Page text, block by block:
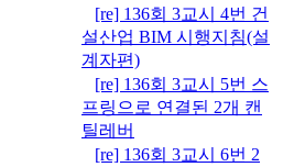
[re] 136회 3교시 4번 건
설산업 BIM 시행지침(설
계자편)
[re] 136회 3교시 5번 스
프링으로 연결된 2개 캔
틸레버
[re] 136회 3교시 6번 2